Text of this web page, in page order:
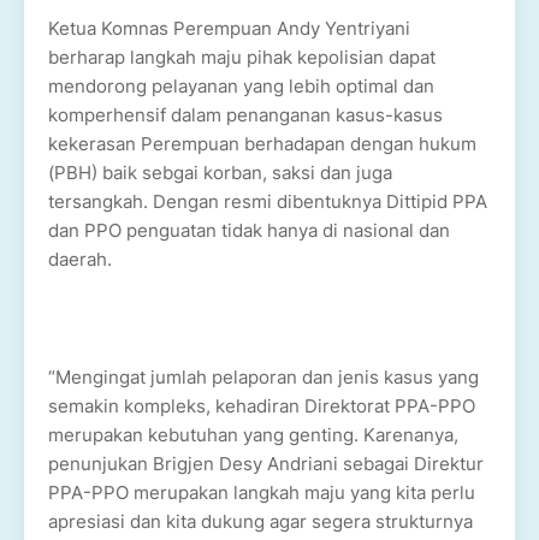
Ketua Komnas Perempuan Andy Yentriyani
berharap langkah maju pihak kepolisian dapat
mendorong pelayanan yang lebih optimal dan
komperhensif dalam penanganan kasus-kasus
kekerasan Perempuan berhadapan dengan hukum
(PBH) baik sebgai korban, saksi dan juga
tersangkah. Dengan resmi dibentuknya Dittipid PPA
dan PPO penguatan tidak hanya di nasional dan
daerah.
“Mengingat jumlah pelaporan dan jenis kasus yang
semakin kompleks, kehadiran Direktorat PPA-PPO
merupakan kebutuhan yang genting. Karenanya,
penunjukan Brigjen Desy Andriani sebagai Direktur
PPA-PPO merupakan langkah maju yang kita perlu
apresiasi dan kita dukung agar segera strukturnya